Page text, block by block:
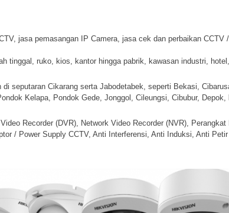
jasa pemasangan IP Camera, jasa cek dan perbaikan CCTV
tinggal, ruko, kios, kantor hingga pabrik, kawasan industri,
seputaran Cikarang serta Jabodetabek, seperti Bekasi,
Kelapa, Pondok Gede, Jonggol, Cileungsi, Cibubur, Depok,
Recorder (DVR), Network Video Recorder (NVR),
/ Power Supply CCTV, Anti Interferensi, Anti Induksi, Anti